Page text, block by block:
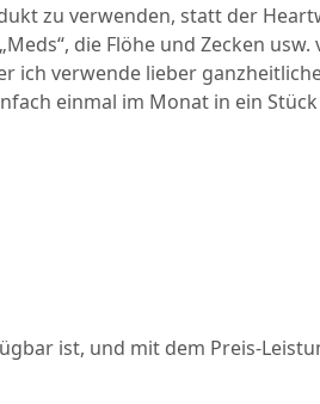
zu verwenden, statt der
die Flöhe und Zecken
ich verwende lieber
einmal im Monat in ein
ist, und mit dem Preis-